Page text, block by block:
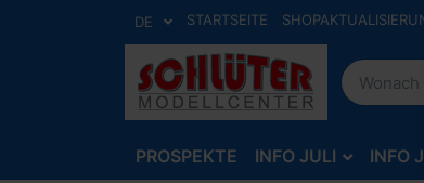
DE STARTSEITE
PROSPEKTE INFO JULI INFO